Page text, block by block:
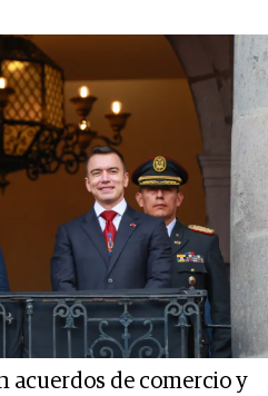
acuerdos de comercio y